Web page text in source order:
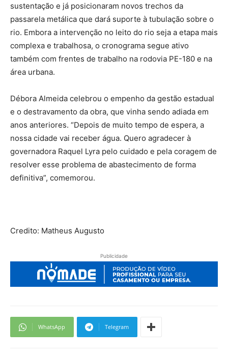
sustentação e já posicionaram novos trechos da
passarela metálica que dará suporte à tubulação sobre o
rio. Embora a intervenção no leito do rio seja a etapa mais
complexa e trabalhosa, o cronograma segue ativo
também com frentes de trabalho na rodovia PE-180 e na
área urbana.
Débora Almeida celebrou o empenho da gestão estadual
e o destravamento da obra, que vinha sendo adiada em
anos anteriores. “Depois de muito tempo de espera, a
nossa cidade vai receber água. Quero agradecer à
governadora Raquel Lyra pelo cuidado e pela coragem de
resolver esse problema de abastecimento de forma
definitiva”, comemorou.
Credito: Matheus Augusto
Publicidade
WhatsApp Telegram